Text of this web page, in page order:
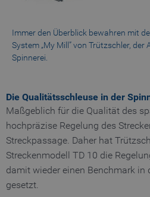
Immer den Überblick bewahren mit
System „My Mill” von Trützschler,
Spinnerei.
Die Qualitätsschleuse in der
Maßgeblich für die Qualität des
hochpräzise Regelung des
Streckpassage. Daher hat
Streckenmodell TD 10 die
damit wieder einen Benchmark in
gesetzt.